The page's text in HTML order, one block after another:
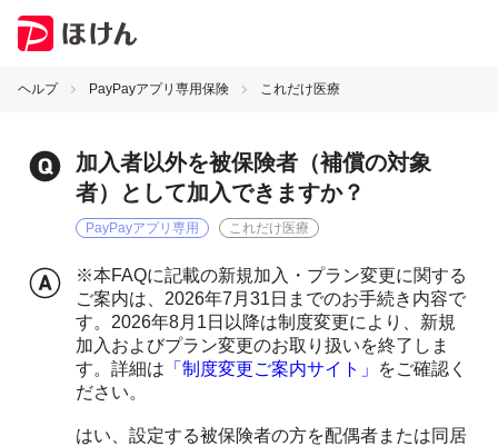
ヘルプ PayPayアプリ専用保険 これだけ医療
加入者以外を被保険者（補償の対象
者）として加入できますか？
PayPayアプリ専用 これだけ医療
※本FAQに記載の新規加入・プラン変更に関する
ご案内は、2026年7月31日までのお手続き内容で
す。2026年8月1日以降は制度変更により、新規
加入およびプラン変更のお取り扱いを終了しま
す。詳細は 「制度変更ご案内サイト」
をご確認く
ださい。
はい、設定する被保険者の方を配偶者または同居